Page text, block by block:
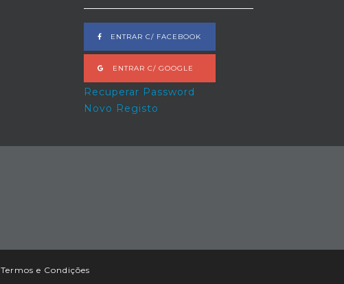
ENTRAR C/ FACEBOOK
ENTRAR C/ GOOGLE
Recuperar Password
Novo Registo
Termos e Condições